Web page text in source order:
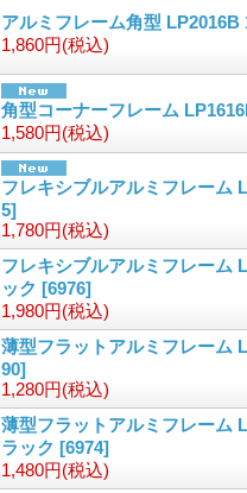
アルミフレーム角型 LP2016B
1,860円(税込)
角型コーナーフレーム
1,580円(税込)
フレキシブルアルミフレーム
5]
1,780円(税込)
フレキシブルアルミフレーム
ック [6976]
1,980円(税込)
薄型フラットアルミフレーム
90]
1,280円(税込)
薄型フラットアルミフレーム
ラック [6974]
1,480円(税込)